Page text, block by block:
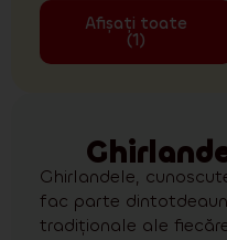
Afișați toate
(1)
Ghirlandele,
fac parte
tradiționale ale